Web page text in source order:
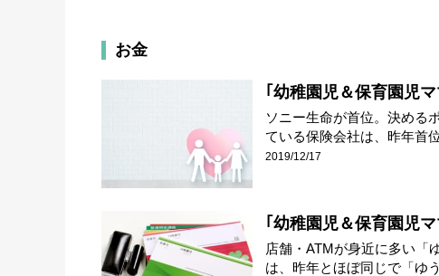
お金
｢幼稚園児＆保育園児
ソニー生命が首位。決める
ている保険会社は、昨年首
2019/12/17
｢幼稚園児＆保育園児
店舗・ATMが身近に多い
は、昨年とほぼ同じで「ゆ